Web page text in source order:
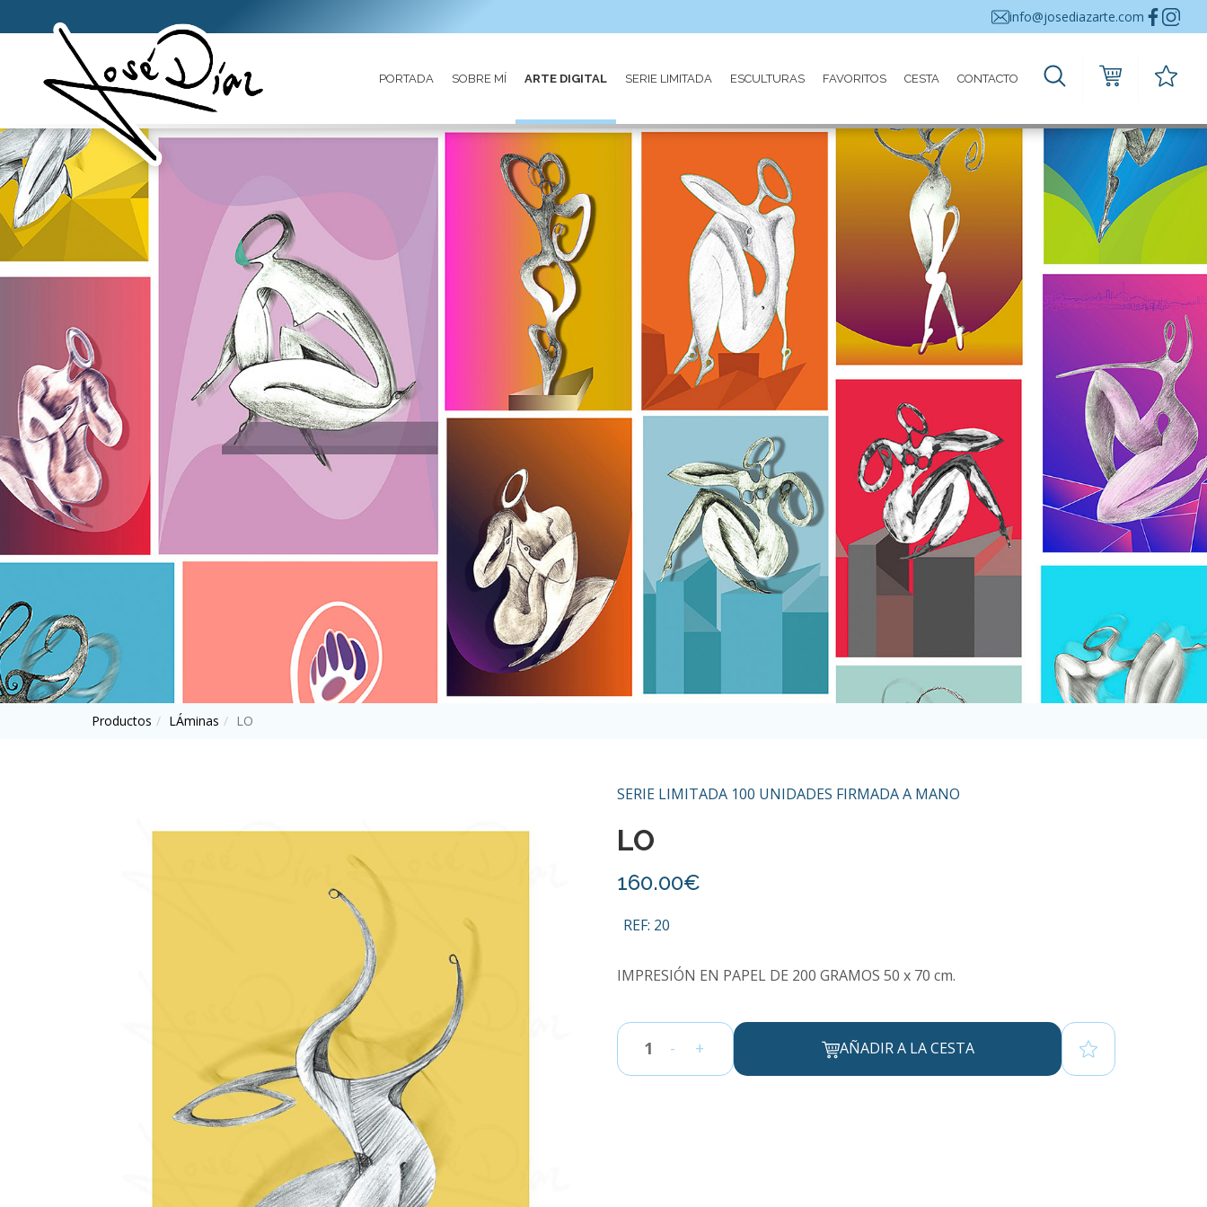
info@josediazarte.com
PORTADA SOBRE MÍ ARTE DIGITAL SERIE LIMITADA ESCULTURAS FAVORITOS CESTA CONTACTO
PORTADA
SOBRE
MÍ
ARTE
DIGITAL
SERIE
LIMITADA
ESCULTURAS
CONTACTO
LLAMAR
AHORA
Productos LÁminas LO
SERIE LIMITADA 100 UNIDADES FIRMADA A MANO
LO
160.00€
REF: 20
IMPRESIÓN EN PAPEL DE 200 GRAMOS 50 x 70 cm.
- + AÑADIR A LA CESTA